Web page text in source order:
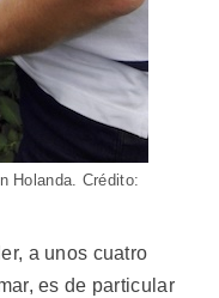
Holanda. Crédito:
a unos cuatro
es de particular